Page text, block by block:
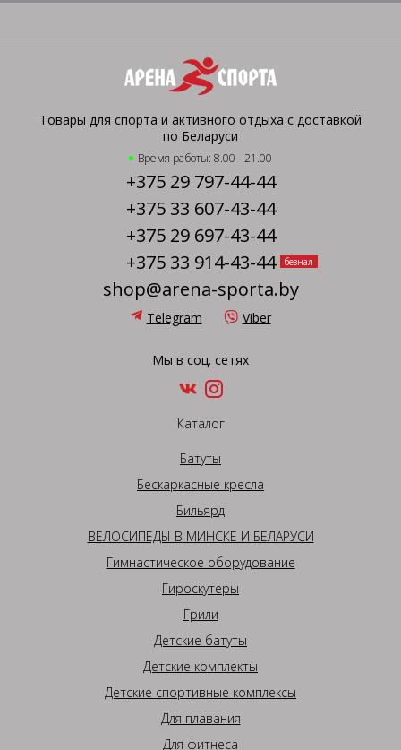
Товары для спорта и активного отдыха с доставкой
по Беларуси
Время работы: 8.00 - 21.00
+375 29 797-44-44
+375 33 607-43-44
+375 29 697-43-44
+375 33 914-43-44
безнал
shop@arena-sporta.by
Telegram Viber
Мы в соц. сетях
Каталог
Батуты
Бескаркасные кресла
Бильярд
ВЕЛОСИПЕДЫ В МИНСКЕ И БЕЛАРУСИ
Гимнастическое оборудование
Гироскутеры
Грили
Детские батуты
Детские комплекты
Детские спортивные комплексы
Для плавания
Для фитнеса